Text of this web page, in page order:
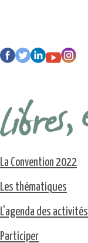
La Convention 2022
Les thématiques
L'agenda des activités
Participer